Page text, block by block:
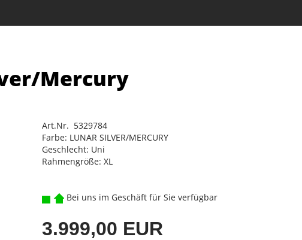
Mercury
Art.Nr. 5329784
Farbe: LUNAR SILVER/MERCURY
Geschlecht: Uni
Rahmengröße: XL
Bei uns im Geschäft für Sie verfügbar
3.999,00 EUR